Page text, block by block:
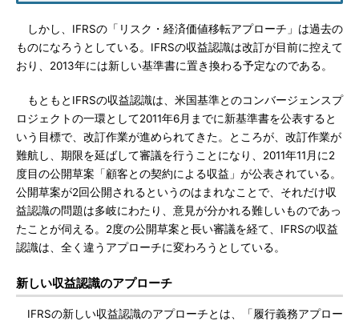
しかし、IFRSの「リスク・経済価値移転アプローチ」は過去の
ものになろうとしている。IFRSの収益認識は改訂が目前に控えて
おり、2013年には新しい基準書に置き換わる予定なのである。
もともとIFRSの収益認識は、米国基準とのコンバージェンスプ
ロジェクトの一環として2011年6月までに新基準書を公表すると
いう目標で、改訂作業が進められてきた。ところが、改訂作業が
難航し、期限を延ばして審議を行うことになり、2011年11月に2
度目の公開草案「顧客との契約による収益」が公表されている。
公開草案が2回公開されるというのはまれなことで、それだけ収
益認識の問題は多岐にわたり、意見が分かれる難しいものであっ
たことが伺える。2度の公開草案と長い審議を経て、IFRSの収益
認識は、全く違うアプローチに変わろうとしている。
新しい収益認識のアプローチ
IFRSの新しい収益認識のアプローチとは、「履行義務アプロー